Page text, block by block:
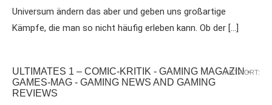
Universum ändern das aber und geben uns großartige
Kämpfe, die man so nicht häufig erleben kann. Ob der […]
ULTIMATES 1 – COMIC-KRITIK - GAMING MAGAZIN -
GAMES-MAG - GAMING NEWS AND GAMING
REVIEWS
ANTWORT: